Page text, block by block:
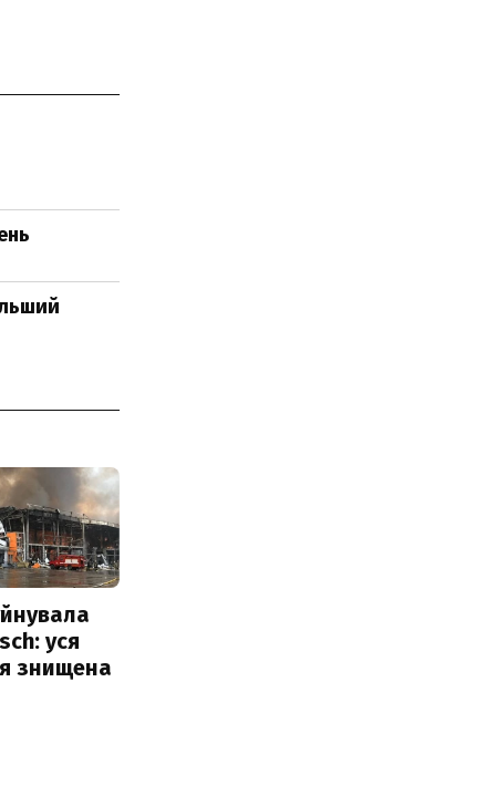
уся
знищена